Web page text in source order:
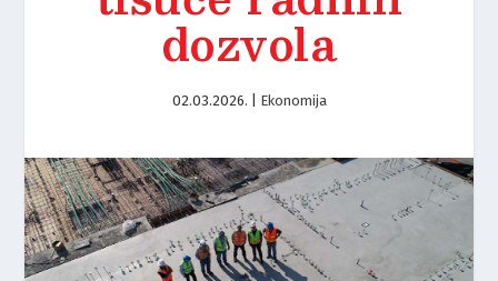
dozvola
02.03.2026. Ekonomija